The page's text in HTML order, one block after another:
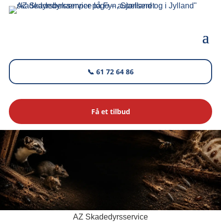
📞 61 72 64 86
Få et tilbud
AZ Skadedyrsservice